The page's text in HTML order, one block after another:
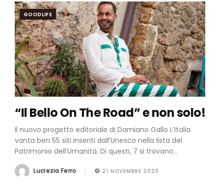
GOODLIFE
“Il Bello On The Road” e non solo!
Il nuovo progetto editoriale di Damiano Gallo L’Italia
vanta ben 55 siti inseriti dall’Unesco nella lista del
Patrimonio dell’Umanità. Di questi, 7 si trovano...
Lucrezia Ferro 21 NOVEMBRE 2020